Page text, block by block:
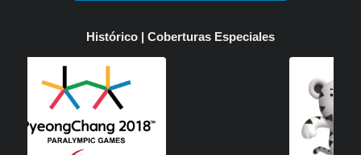
Histórico | Coberturas Especiales